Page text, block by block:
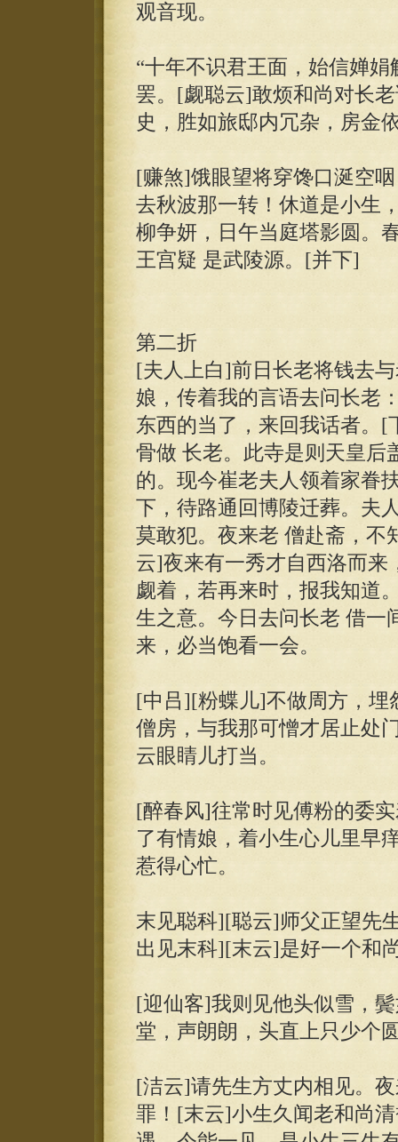
观音现。
“十年不识君王面，始信婵
罢。[觑聪云]敢烦和尚对长
史，胜如旅邸内冗杂，房金
[赚煞]饿眼望将穿馋口涎空
去秋波那一转！休道是小生
柳争妍，日午当庭塔影圆。
王宫疑 是武陵源。[并下]
第二折
[夫人上白]前日长老将钱去
娘，传着我的言语去问长老
东西的当了，来回我话者。
骨做 长老。此寺是则天皇后
的。现今崔老夫人领着家眷
下，待路通回博陵迁葬。夫
莫敢犯。夜来老 僧赴斋，
云]夜来有一秀才自西洛而
觑着，若再来时，报我知道
生之意。今日去问长老 借一
来，必当饱看一会。
[中吕][粉蝶儿]不做周方，埋
僧房，与我那可憎才居止处
云眼睛儿打当。
[醉春风]往常时见傅粉的委
了有情娘，着小生心儿里早
惹得心忙。
末见聪科][聪云]师父正望先
出见末科][末云]是好一个和
[迎仙客]我则见他头似雪，
堂，声朗朗，头直上只少个
[洁云]请先生方丈内相见。
罪！[末云]小生久闻老和尚